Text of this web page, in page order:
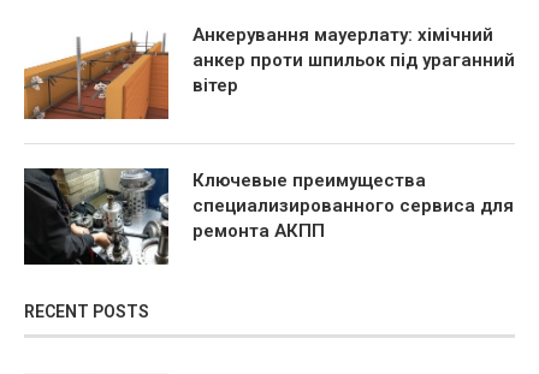
Анкерування мауерлату: хімічний
анкер проти шпильок під ураганний
вітер
Ключевые преимущества
специализированного сервиса для
ремонта АКПП
RECENT POSTS